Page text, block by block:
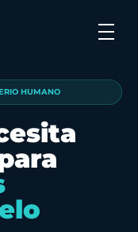
HUMANO